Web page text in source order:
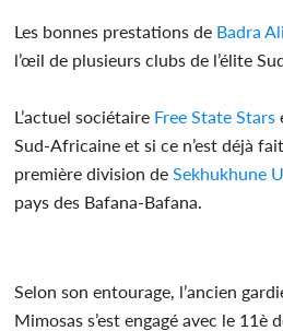
Les bonnes prestations de Badra Ali
l’œil de plusieurs clubs de l’élite
L’actuel sociétaire Free State Stars
Sud-Africaine et si ce n’est déjà
première division de Sekhukhune
pays des Bafana-Bafana.
Selon son entourage, l’ancien
Mimosas s’est engagé avec le 11è